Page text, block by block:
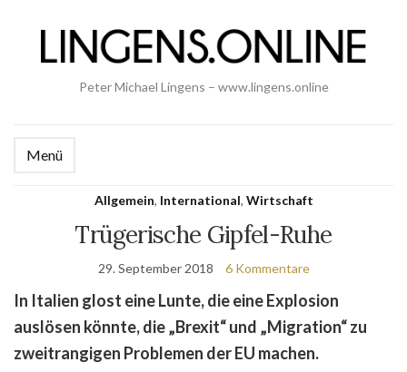
Peter Michael Lingens – www.lingens.online
Menü
Allgemein, International, Wirtschaft
Trügerische Gipfel-Ruhe
29. September 2018 6 Kommentare
In Italien glost eine Lunte, die eine Explosion
auslösen könnte, die „Brexit“ und „Migration“ zu
zweitrangigen Problemen der EU machen.